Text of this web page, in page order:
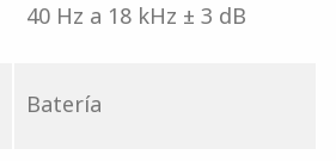
40 Hz a 18 kHz ± 3 dB
Batería